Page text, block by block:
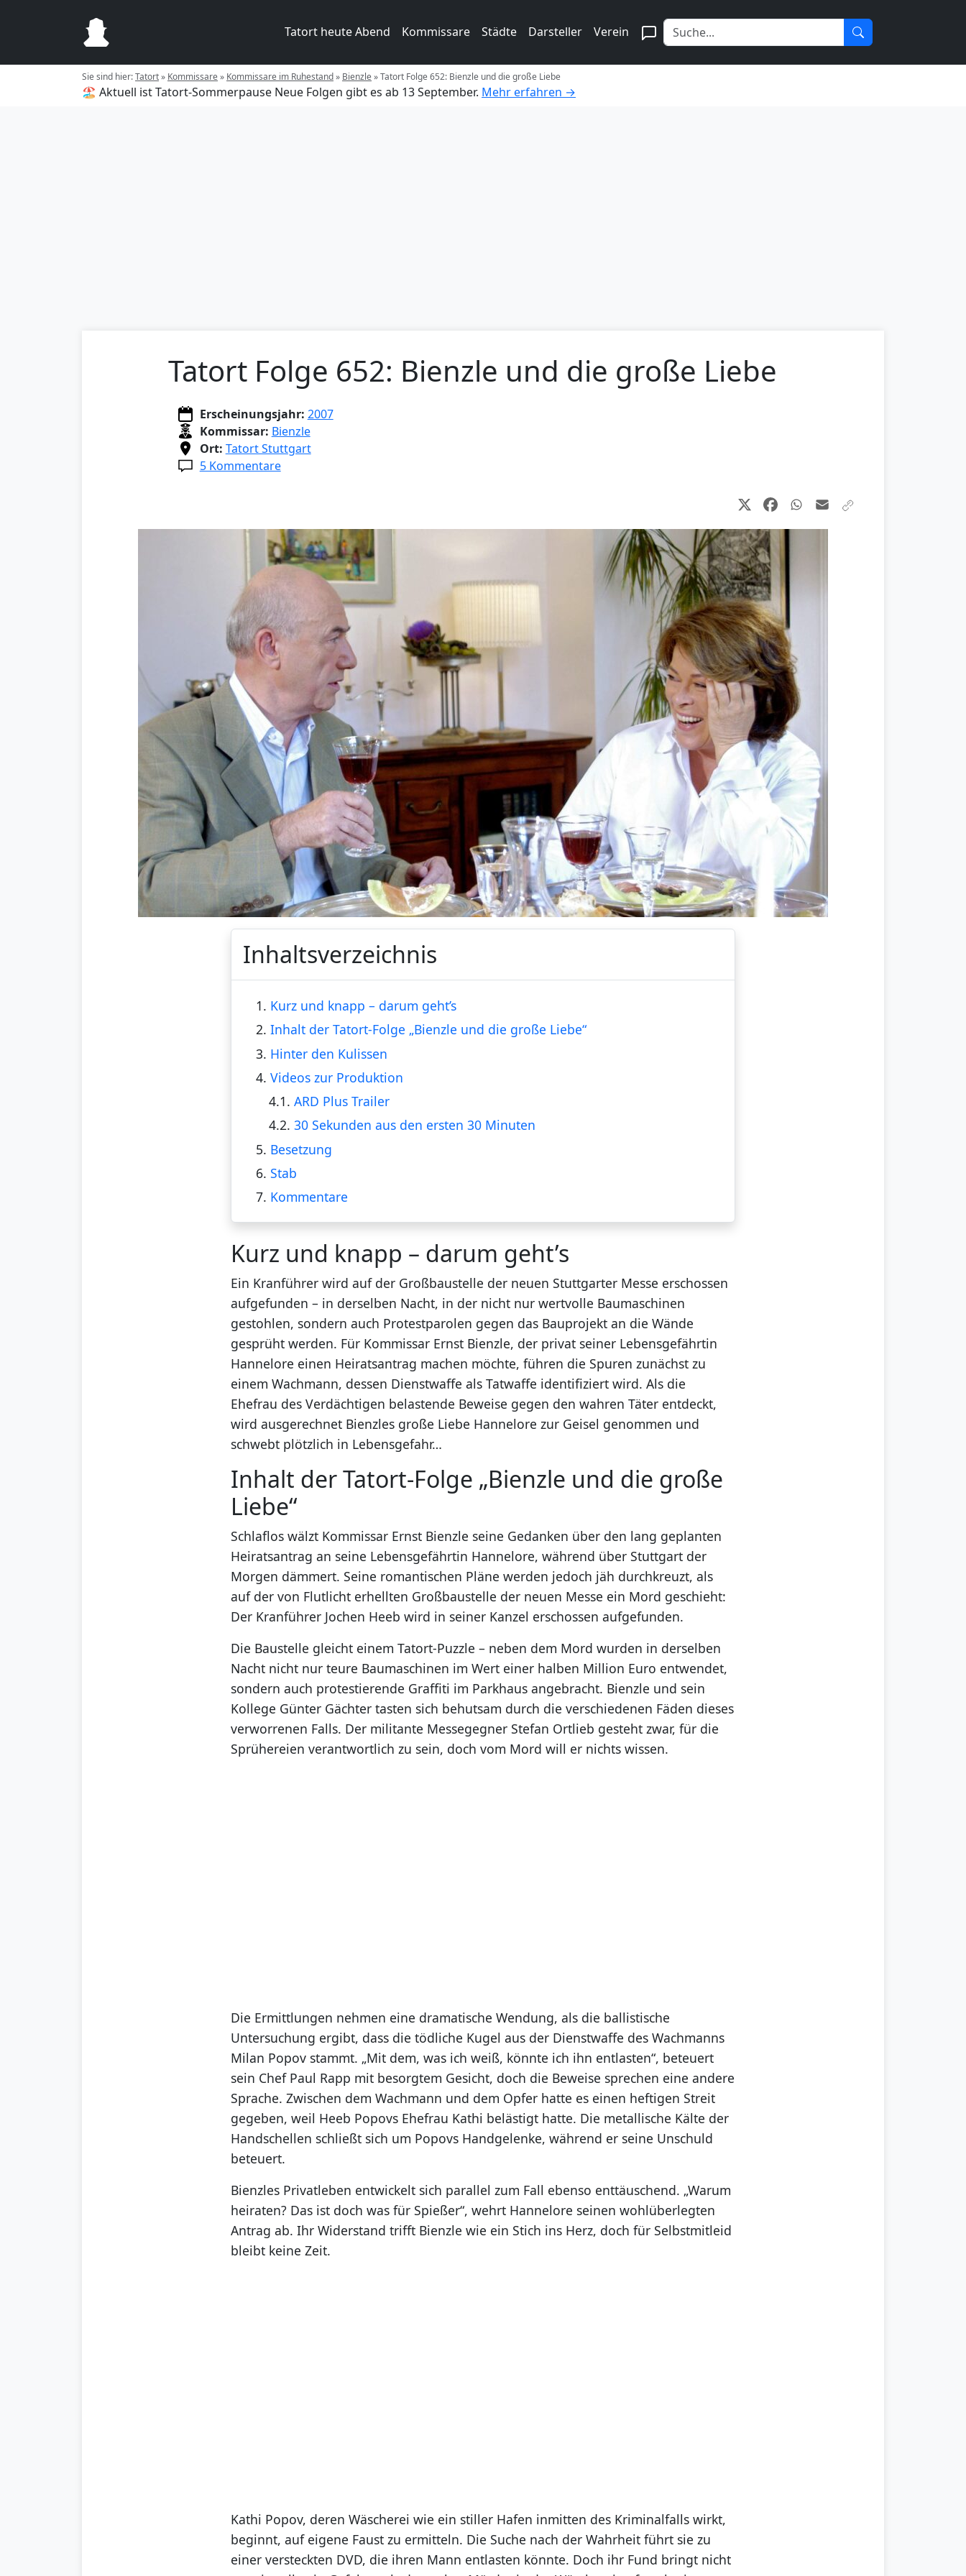
Tatort heute Abend Kommissare Städte Darsteller Verein
Sie sind hier:Tatort» Kommissare» Kommissare im Ruhestand» Bienzle»Tatort Folge 652: Bienzle und die große Liebe
🏖️ Aktuell ist Tatort-Sommerpause Neue Folgen gibt es ab 13 September. Mehr erfahren →
Tatort Folge 652: Bienzle und die große Liebe
Erscheinungsjahr: 2007
Kommissar: Bienzle
Ort: Tatort Stuttgart
5 Kommentare
Inhaltsverzeichnis
1. Kurz und knapp – darum geht’s
2. Inhalt der Tatort-Folge „Bienzle und die große Liebe“
3. Hinter den Kulissen
4. Videos zur Produktion
4.1. ARD Plus Trailer
4.2. 30 Sekunden aus den ersten 30 Minuten
5. Besetzung
6. Stab
7. Kommentare
Kurz und knapp – darum geht’s
Ein Kranführer wird auf der Großbaustelle der neuen Stuttgarter Messe erschossen
aufgefunden – in derselben Nacht, in der nicht nur wertvolle Baumaschinen
gestohlen, sondern auch Protestparolen gegen das Bauprojekt an die Wände
gesprüht werden. Für Kommissar Ernst Bienzle, der privat seiner Lebensgefährtin
Hannelore einen Heiratsantrag machen möchte, führen die Spuren zunächst zu
einem Wachmann, dessen Dienstwaffe als Tatwaffe identifiziert wird. Als die
Ehefrau des Verdächtigen belastende Beweise gegen den wahren Täter entdeckt,
wird ausgerechnet Bienzles große Liebe Hannelore zur Geisel genommen und
schwebt plötzlich in Lebensgefahr…
Inhalt der Tatort-Folge „Bienzle und die große
Liebe“
Schlaflos wälzt Kommissar Ernst Bienzle seine Gedanken über den lang geplanten
Heiratsantrag an seine Lebensgefährtin Hannelore, während über Stuttgart der
Morgen dämmert. Seine romantischen Pläne werden jedoch jäh durchkreuzt, als
auf der von Flutlicht erhellten Großbaustelle der neuen Messe ein Mord geschieht:
Der Kranführer Jochen Heeb wird in seiner Kanzel erschossen aufgefunden.
Die Baustelle gleicht einem Tatort-Puzzle – neben dem Mord wurden in derselben
Nacht nicht nur teure Baumaschinen im Wert einer halben Million Euro entwendet,
sondern auch protestierende Graffiti im Parkhaus angebracht. Bienzle und sein
Kollege Günter Gächter tasten sich behutsam durch die verschiedenen Fäden dieses
verworrenen Falls. Der militante Messegegner Stefan Ortlieb gesteht zwar, für die
Sprühereien verantwortlich zu sein, doch vom Mord will er nichts wissen.
Die Ermittlungen nehmen eine dramatische Wendung, als die ballistische
Untersuchung ergibt, dass die tödliche Kugel aus der Dienstwaffe des Wachmanns
Milan Popov stammt. „Mit dem, was ich weiß, könnte ich ihn entlasten“, beteuert
sein Chef Paul Rapp mit besorgtem Gesicht, doch die Beweise sprechen eine andere
Sprache. Zwischen dem Wachmann und dem Opfer hatte es einen heftigen Streit
gegeben, weil Heeb Popovs Ehefrau Kathi belästigt hatte. Die metallische Kälte der
Handschellen schließt sich um Popovs Handgelenke, während er seine Unschuld
beteuert.
Bienzles Privatleben entwickelt sich parallel zum Fall ebenso enttäuschend. „Warum
heiraten? Das ist doch was für Spießer“, wehrt Hannelore seinen wohlüberlegten
Antrag ab. Ihr Widerstand trifft Bienzle wie ein Stich ins Herz, doch für Selbstmitleid
bleibt keine Zeit.
Kathi Popov, deren Wäscherei wie ein stiller Hafen inmitten des Kriminalfalls wirkt,
beginnt, auf eigene Faust zu ermitteln. Die Suche nach der Wahrheit führt sie zu
einer versteckten DVD, die ihren Mann entlasten könnte. Doch ihr Fund bringt nicht